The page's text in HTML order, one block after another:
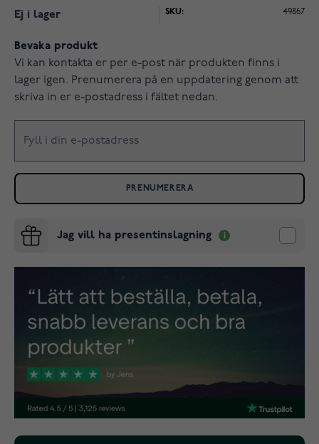
Ej i lager SKU: 49867
Bevaka produkt
Vi kan kontakta er per e-post när produkten finns i
lager igen. Prenumerera på en uppdatering genom att
skriva in er e-postadress i fältet nedan.
PRENUMERERA
Jag vill ha presentinslagning